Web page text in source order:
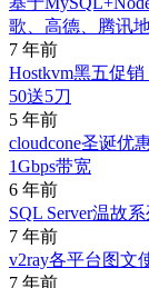
歌、高德、腾讯
7 年前
Hostkvm黑五促
50送5刀
5 年前
cloudcone圣诞优
1Gbps带宽
6 年前
SQL Server温故
7 年前
v2ray各平台图文
7 年前